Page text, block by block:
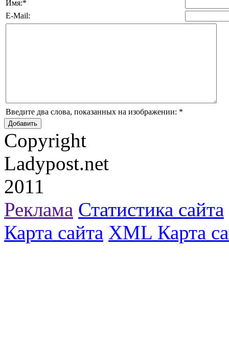
Имя:*
E-Mail:
Введите два слова, показанных на изображении: *
Copyright
Ladypost.net
2011
Реклама Статистика сайта
Карта сайта XML Карта